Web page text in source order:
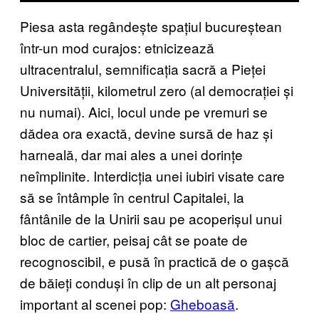
Piesa asta regândește spațiul bucureștean
într-un mod curajos: etnicizează
ultracentralul, semnificația sacră a Pieței
Universității, kilometrul zero (al democrației și
nu numai). Aici, locul unde pe vremuri se
dădea ora exactă, devine sursă de haz și
harneală, dar mai ales a unei dorințe
neîmplinite. Interdicția unei iubiri visate care
să se întâmple în centrul Capitalei, la
fântânile de la Unirii sau pe acoperișul unui
bloc de cartier, peisaj cât se poate de
recognoscibil, e pusă în practică de o gașcă
de băieți conduși în clip de un alt personaj
important al scenei pop: Gheboasă.